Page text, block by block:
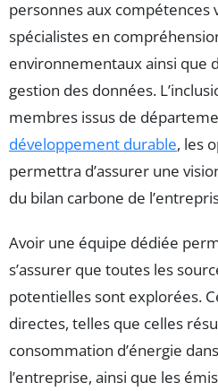
personnes aux compétences
spécialistes en
environnementaux ainsi que
gestion des données.
membres issus de
développement durable, les
permettra d’assurer une
du bilan carbone de
Avoir une équipe dédiée
s’assurer que toutes les
potentielles sont explorées.
directes, telles que celles
consommation d’énergie
l’entreprise, ainsi que les